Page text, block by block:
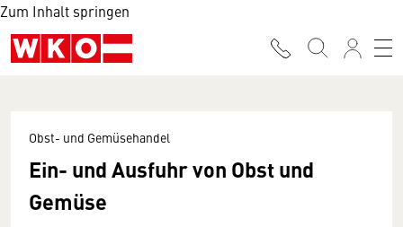
Zum Inhalt springen
Obst- und Gemüsehandel
Ein- und Ausfuhr von Obst und
Gemüse